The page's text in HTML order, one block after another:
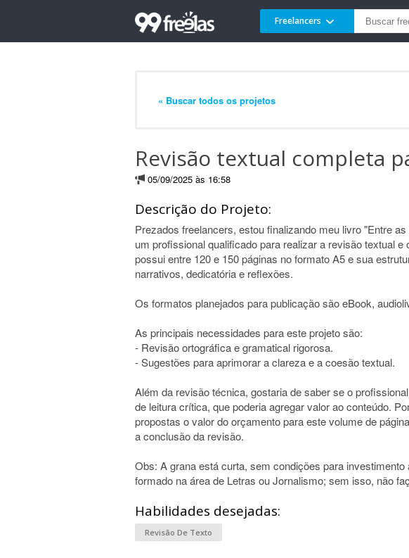
Freelancers
« Buscar todos os projetos
Revisão textual completa
05/09/2025 às 16:58
Descrição do Projeto:
Prezados freelancers, estou finalizando meu livro "Entre
um profissional qualificado para realizar a revisão textual
possui entre 120 e 150 páginas no formato A5 e sua
narrativos, dedicatória e reflexões.
Os formatos planejados para publicação são eBook,
As principais necessidades para este projeto são:
- Revisão ortográfica e gramatical rigorosa.
- Sugestões para aprimorar a clareza e a coesão textual.
Além da revisão técnica, gostaria de saber se o
de leitura crítica, que poderia agregar valor ao conteúdo.
propostas o valor do orçamento para este volume de
a conclusão da revisão.
Obs: A grana está curta, sem condições para
formado na área de Letras ou Jornalismo; sem isso, não
Habilidades desejadas:
Revisão De Texto